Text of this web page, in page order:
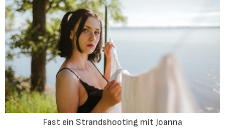
Fast ein Strandshooting mit Joanna